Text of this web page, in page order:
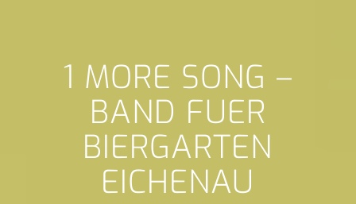
1 MORE SONG –
BAND FUER
BIERGARTEN
EICHENAU